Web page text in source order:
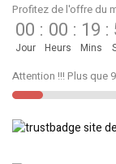
Profitez de l'offre du
00
Jour
: 00
Heurs
: 19
Mins
:
Attention !!! Plus que